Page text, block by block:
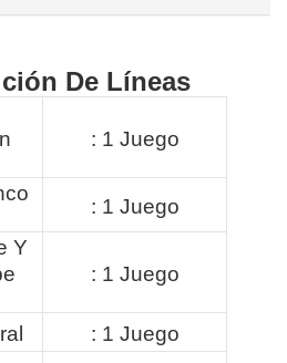
De Líneas
: 1 Juego
: 1 Juego
Y
: 1 Juego
: 1 Juego